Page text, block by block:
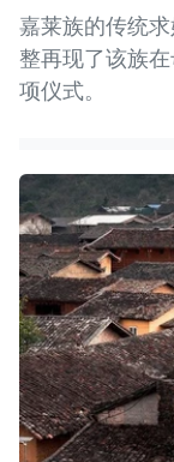
嘉莱族的传统
整再现了该族
项仪式。